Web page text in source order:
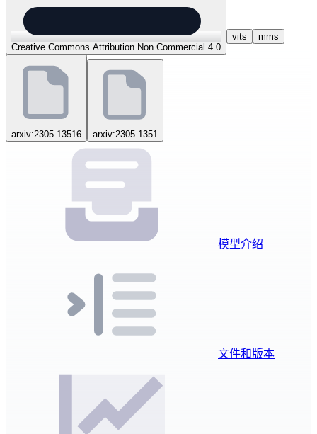
Creative Commons Attribution Non Commercial 4.0
vits mms
arxiv:2305.13516 arxiv:2305.1351
模型介绍
文件和版本